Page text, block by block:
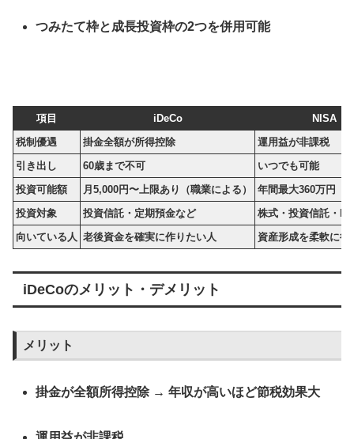
つみたて枠と成長投資枠の2つを併用可能
項目 iDeCo
NISA
税制優遇
掛金全額が所得控除
運用益が非課税
引き出し
60歳まで不可
いつでも可能
投資可能額
月5,000円〜上限あり（職業による）
年間最大360万円
投資対象
投資信託・定期預金など
株式・投資信託・
向いている人 老後資金を確実に作りたい人 資産形成を柔軟に行
iDeCoのメリット・デメリット
メリット
掛金が全額所得控除 → 年収が高いほど節税効果大